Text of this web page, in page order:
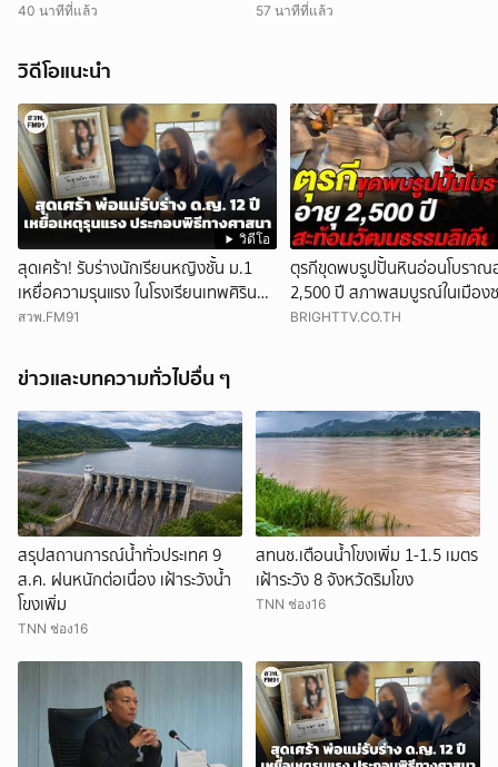
40 นาทีที่แล้ว 57 นาทีที่แล้ว
วิดีโอแนะนำ
วิดีโอ
สุดเศร้า! รับร่างนักเรียนหญิงชั้น ม.1
เหยื่อความรุนแรง ในโรงเรียนเทพศิรินทร์
นนท์ ตั้งสวดที่วัดลาดปลาดุก
สวพ.FM91
ตุรกีขุดพบรูปปั้นหินอ่อนโบราณ
2,500 ปี สภาพสมบูรณ์ในเมือง
ชี้สะท้อนวัฒนธรรมลิเดีย
BRIGHTTV.CO.TH
ข่าวและบทความทั่วไปอื่น ๆ
สรุปสถานการณ์น้ำทั่วประเทศ 9
ส.ค. ฝนหนักต่อเนื่อง เฝ้าระวังน้ำ
โขงเพิ่ม
TNN ช่อง16
สทนช.เตือนน้ำโขงเพิ่ม 1-1.5 เมตร
เฝ้าระวัง 8 จังหวัดริมโขง
TNN ช่อง16